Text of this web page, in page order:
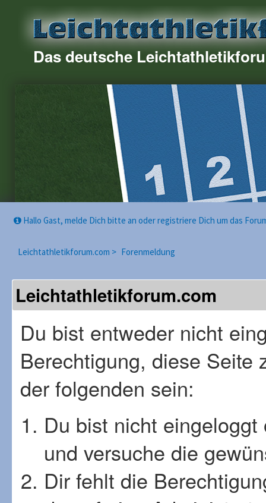
Das deutsche
Hallo Gast, melde Dich bitte an oder registriere Dich um das
Leichtathletikforum.com > Forenmeldung
Leichtathletikforum.com
Du bist entweder nicht
Berechtigung, diese Seite
der folgenden sein:
Du bist nicht
und versuche die
Dir fehlt die